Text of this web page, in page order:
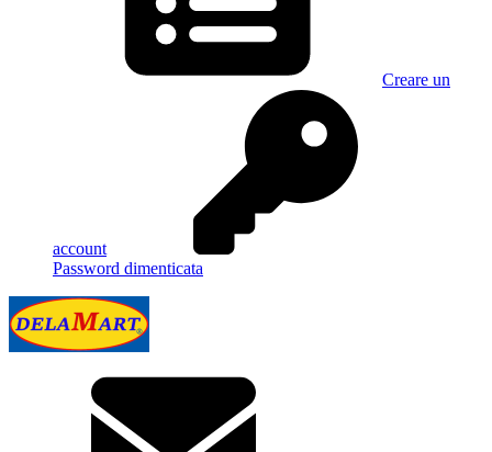
Creare un
account
Password dimenticata